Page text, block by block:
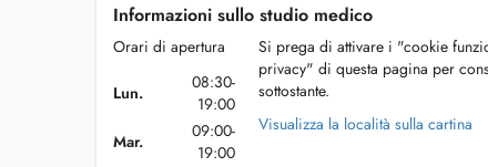
Informazioni sullo studio medico
Orari di apertura
Lun.
08:30-
19:00
Mar.
09:00-
19:00
Si prega di attivare i "cookie
privacy" di questa pagina per
sottostante.
Visualizza la località sulla cartina